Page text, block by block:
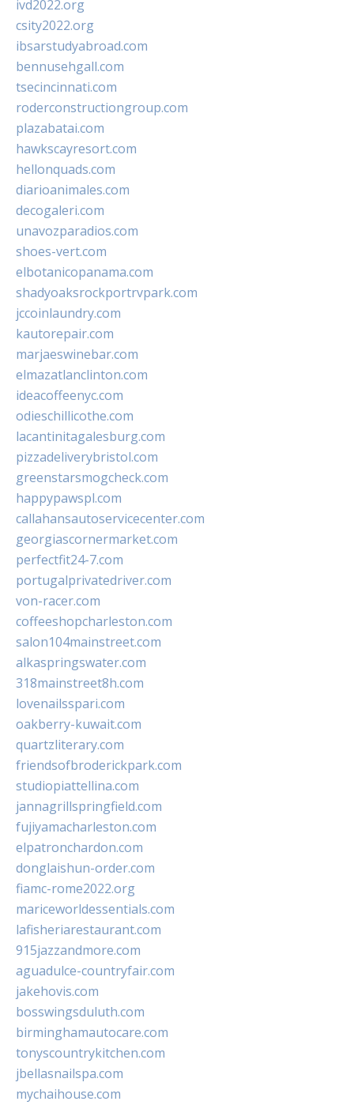
ivd2022.org
csity2022.org
ibsarstudyabroad.com
bennusehgall.com
tsecincinnati.com
roderconstructiongroup.com
plazabatai.com
hawkscayresort.com
hellonquads.com
diarioanimales.com
decogaleri.com
unavozparadios.com
shoes-vert.com
elbotanicopanama.com
shadyoaksrockportrvpark.com
jccoinlaundry.com
kautorepair.com
marjaeswinebar.com
elmazatlanclinton.com
ideacoffeenyc.com
odieschillicothe.com
lacantinitagalesburg.com
pizzadeliverybristol.com
greenstarsmogcheck.com
happypawspl.com
callahansautoservicecenter.com
georgiascornermarket.com
perfectfit24-7.com
portugalprivatedriver.com
von-racer.com
coffeeshopcharleston.com
salon104mainstreet.com
alkaspringswater.com
318mainstreet8h.com
lovenailsspari.com
oakberry-kuwait.com
quartzliterary.com
friendsofbroderickpark.com
studiopiattellina.com
jannagrillspringfield.com
fujiyamacharleston.com
elpatronchardon.com
donglaishun-order.com
fiamc-rome2022.org
mariceworldessentials.com
lafisheriarestaurant.com
915jazzandmore.com
aguadulce-countryfair.com
jakehovis.com
bosswingsduluth.com
birminghamautocare.com
tonyscountrykitchen.com
jbellasnailspa.com
mychaihouse.com